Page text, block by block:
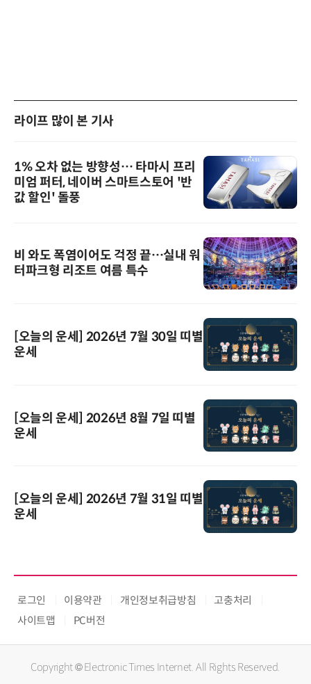
라이프 많이 본 기사
1% 오차 없는 방향성… 타마시 프리
미엄 퍼터, 네이버 스마트스토어 '반
값 할인' 돌풍
비 와도 폭염이어도 걱정 끝…실내 워
터파크형 리조트 여름 특수
[오늘의 운세] 2026년 7월 30일 띠별
운세
[오늘의 운세] 2026년 8월 7일 띠별
운세
[오늘의 운세] 2026년 7월 31일 띠별
운세
로그인 이용약관 개인정보취급방침
고충처리
사이트맵
PC버전
Copyright © Electronic Times Internet. All Rights Reserved.